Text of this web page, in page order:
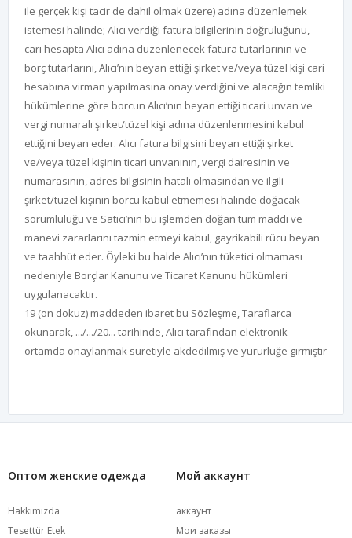
ile gerçek kişi tacir de dahil olmak üzere) adına düzenlemek
istemesi halinde; Alıcı verdiği fatura bilgilerinin doğruluğunu,
cari hesapta Alıcı adına düzenlenecek fatura tutarlarının ve
borç tutarlarını, Alıcı’nın beyan ettiği şirket ve/veya tüzel kişi cari
hesabına virman yapılmasına onay verdiğini ve alacağın temliki
hükümlerine göre borcun Alıcı’nın beyan ettiği ticari unvan ve
vergi numaralı şirket/tüzel kişi adına düzenlenmesini kabul
ettiğini beyan eder. Alıcı fatura bilgisini beyan ettiği şirket
ve/veya tüzel kişinin ticari unvanının, vergi dairesinin ve
numarasının, adres bilgisinin hatalı olmasından ve ilgili
şirket/tüzel kişinin borcu kabul etmemesi halinde doğacak
sorumluluğu ve Satıcı’nın bu işlemden doğan tüm maddi ve
manevi zararlarını tazmin etmeyi kabul, gayrikabili rücu beyan
ve taahhüt eder. Öyleki bu halde Alıcı’nın tüketici olmaması
nedeniyle Borçlar Kanunu ve Ticaret Kanunu hükümleri
uygulanacaktır.
19 (on dokuz) maddeden ibaret bu Sözleşme, Taraflarca
okunarak, .../.../20... tarihinde, Alıcı tarafından elektronik
ortamda onaylanmak suretiyle akdedilmiş ve yürürlüğe girmiştir
Оптом женские одежда
Hakkımızda
Tesettür Etek
Мой аккаунт
аккаунт
Мои заказы